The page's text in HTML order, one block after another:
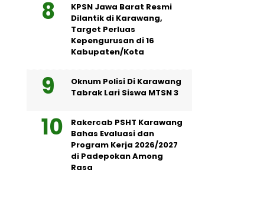
KPSN Jawa Barat Resmi
Dilantik di Karawang,
Target Perluas
Kepengurusan di 16
Kabupaten/Kota
Oknum Polisi Di Karawang
Tabrak Lari Siswa MTSN 3
Rakercab PSHT Karawang
Bahas Evaluasi dan
Program Kerja 2026/2027
di Padepokan Among
Rasa